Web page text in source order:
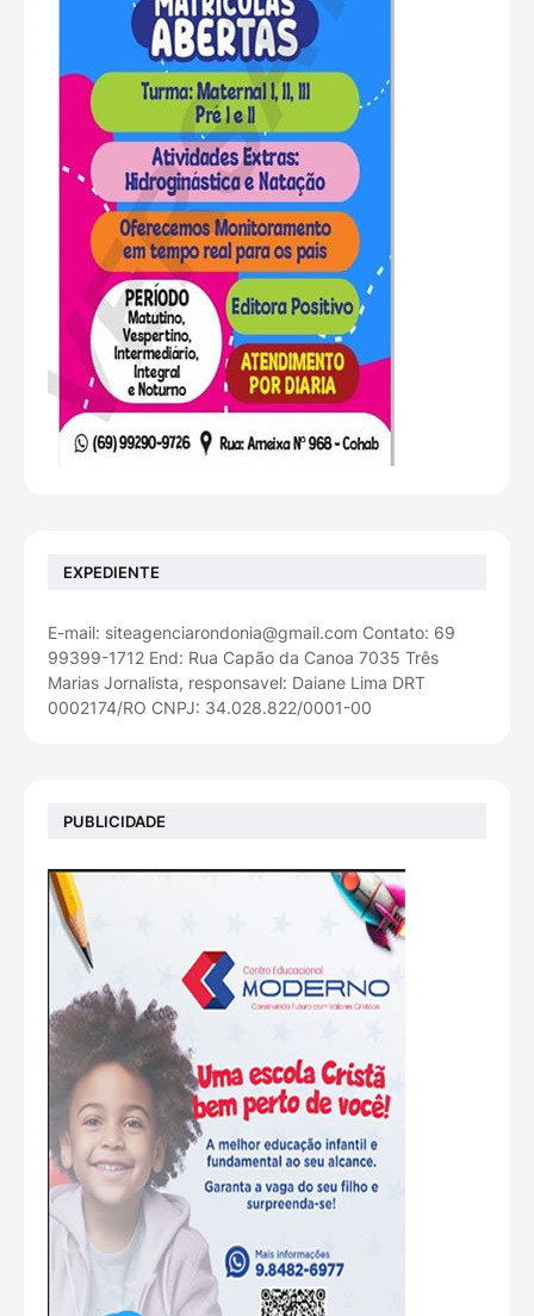
EXPEDIENTE
E-mail: siteagenciarondonia@gmail.com Contato: 69
99399-1712 End: Rua Capão da Canoa 7035 Três
Marias Jornalista, responsavel: Daiane Lima DRT
0002174/RO CNPJ: 34.028.822/0001-00
PUBLICIDADE